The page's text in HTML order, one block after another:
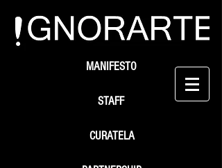
STAFF
MANIFESTO
CURATELA